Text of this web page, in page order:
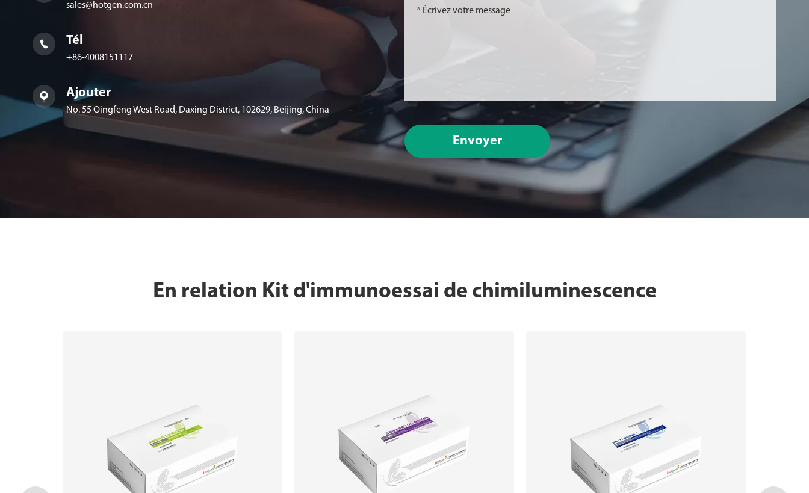
sales@hotgen.com.cn
 Tél
+86-4008151117
 Ajouter
No. 55 Qingfeng West Road, Daxing District, 102629, Beijing, China
Envoyer
En relation Kit d'immunoessai de chimiluminescence